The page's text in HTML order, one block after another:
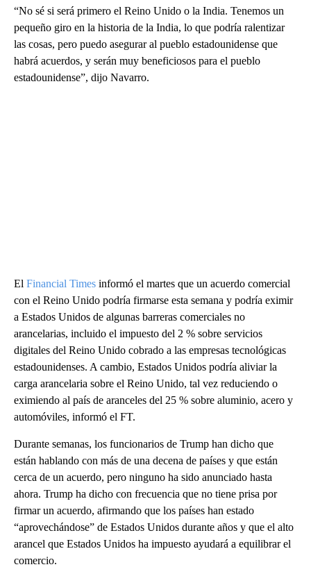
“No sé si será primero el Reino Unido o la India. Tenemos un
pequeño giro en la historia de la India, lo que podría ralentizar
las cosas, pero puedo asegurar al pueblo estadounidense que
habrá acuerdos, y serán muy beneficiosos para el pueblo
estadounidense”, dijo Navarro.
El Financial Times informó el martes que un acuerdo comercial
con el Reino Unido podría firmarse esta semana y podría eximir
a Estados Unidos de algunas barreras comerciales no
arancelarias, incluido el impuesto del 2 % sobre servicios
digitales del Reino Unido cobrado a las empresas tecnológicas
estadounidenses. A cambio, Estados Unidos podría aliviar la
carga arancelaria sobre el Reino Unido, tal vez reduciendo o
eximiendo al país de aranceles del 25 % sobre aluminio, acero y
automóviles, informó el FT.
Durante semanas, los funcionarios de Trump han dicho que
están hablando con más de una decena de países y que están
cerca de un acuerdo, pero ninguno ha sido anunciado hasta
ahora. Trump ha dicho con frecuencia que no tiene prisa por
firmar un acuerdo, afirmando que los países han estado
“aprovechándose” de Estados Unidos durante años y que el alto
arancel que Estados Unidos ha impuesto ayudará a equilibrar el
comercio.